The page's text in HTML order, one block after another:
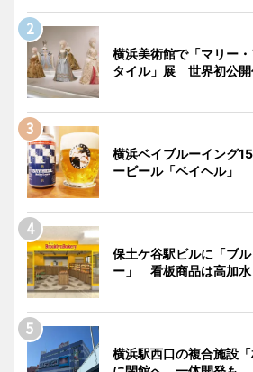
横浜美術館で「マリー
タイル」展 世界初公開
横浜ベイブルーイング
ービール「ベイヘル」
保土ケ谷駅ビルに「ブ
ー」 看板商品は高加水
横浜駅西口の複合施設